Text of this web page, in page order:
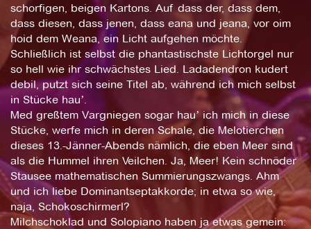
schorfigen, beigen Kartons. Auf dass der, dass dem,
dass diesen, dass jenen, dass eana und jeana, vor oim
hoid dem Weana, ein Licht aufgehen möchte.
Schließlich ist selbst die phantastischste Lichtorgel nur
so hell wie ihr schwächstes Lied. Ladadendron kudert
debil, putzt sich seine Titel ab, während ich mich selbst
in Stücke hauʼ.
Med greßtem Vargniegen sogar hauʼ ich mich in diese
Stücke, werfe mich in deren Schale, die Melotierchen
dieses 13.-Jänner-Abends nämlich, die eben Meer sind
als die Hummel ihren Veilchen. Ja, Meer! Kein schnöder
Stausee mathematischen Summierungszwangs. Ahm
und ich liebe Dominantseptakkorde; in etwa so wie,
naja, Schokoschirmerl?
Milchschoklad und Solopiano haben ja etwas gemein: